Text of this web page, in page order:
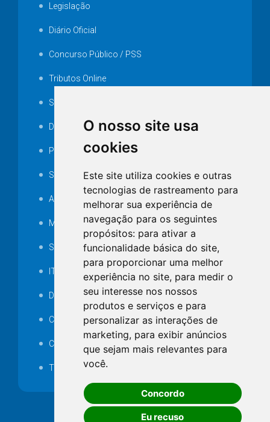
O nosso site usa
cookies
Este site utiliza cookies e outras
tecnologias de rastreamento para
melhorar sua experiência de
navegação para os seguintes
propósitos: para ativar a
funcionalidade básica do site,
para proporcionar uma melhor
experiência no site, para medir o
seu interesse nos nossos
produtos e serviços e para
personalizar as interações de
marketing, para exibir anúncios
que sejam mais relevantes para
você.
Concordo
Eu recuso
Legislação
Diário Oficial
Concurso Público / PSS
Tributos Online
Serviços ISS-E
Decretos
Portarias
SAMAE
Audiência pública
MANUTENÇÃO DE ILUMINAÇÃO PÚBLICA
Serviços Técnicos TI
ITR
Desapropriações
Catalogo Eletrônico de Padronização
Consórcios Municipais
Telefones Úteis